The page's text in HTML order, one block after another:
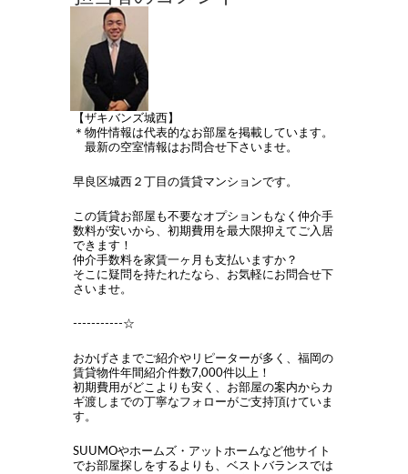
【ザキバンズ城西】
＊物件情報は代表的なお部屋を掲載しています。
最新の空室情報はお問合せ下さいませ。
早良区城西２丁目の賃貸マンションです。
この賃貸お部屋も不要なオプションもなく仲介手
数料が安いから、初期費用を最大限抑えてご入居
できます！
仲介手数料を家賃一ヶ月も支払いますか？
そこに疑問を持たれたなら、お気軽にお問合せ下
さいませ。
-----------☆
おかげさまでご紹介やリピーターが多く、福岡の
賃貸物件年間紹介件数7,000件以上！
初期費用がどこよりも安く、お部屋の案内からカ
ギ渡しまでの丁寧なフォローがご支持頂けていま
す。
SUUMOやホームズ・アットホームなど他サイト
でお部屋探しをするよりも、ベストバランスでは